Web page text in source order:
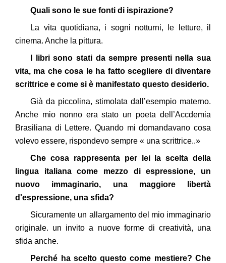
Quali sono le sue fonti di ispirazione?
La vita quotidiana, i sogni notturni, le letture, il
cinema. Anche la pittura.
I libri sono stati da sempre presenti nella sua
vita, ma che cosa le ha fatto scegliere di diventare
scrittrice e come si è manifestato questo desiderio.
Già da piccolina, stimolata dall’esempio materno.
Anche mio nonno era stato un poeta dell’Accdemia
Brasiliana di Lettere. Quando mi domandavano cosa
volevo essere, rispondevo sempre « una scrittrice..»
Che cosa rappresenta per lei la scelta della
lingua italiana come mezzo di espressione, un
nuovo immaginario, una maggiore libertà
d'espressione, una sfida?
Sicuramente un allargamento del mio immaginario
originale. un invito a nuove forme di creatività, una
sfida anche.
Perché ha scelto questo come mestiere? Che